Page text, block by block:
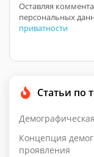
Оставляя
персональных
приватности
Статьи по
Концепция
проявления